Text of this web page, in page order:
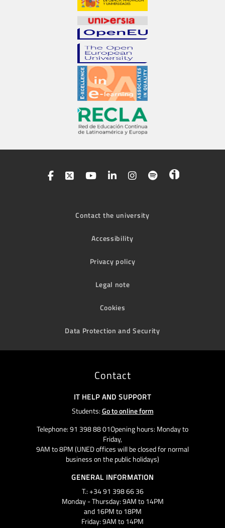
Contact the university
Accessibility
Privacy policy
Legal note
Cookies
Data Protection and Security
Contact
IT HELP AND SUPPORT
Students:Go to online form
Telephone: 91 398 88 01Opening hours: Monday to
Friday,
9AM to 8PM (UNED offices will be closed for normal
business on the public holidays)
GENERAL INFORMATION
T.: +34 91 398 66 36
Monday - Thursday: 9AM to 14PM
and 16PM to 18PM
Friday: 9AM to 14PM